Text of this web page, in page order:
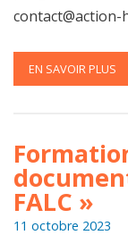
contact@action-
EN SAVOIR PLUS
FALC »
11 octobre 2023